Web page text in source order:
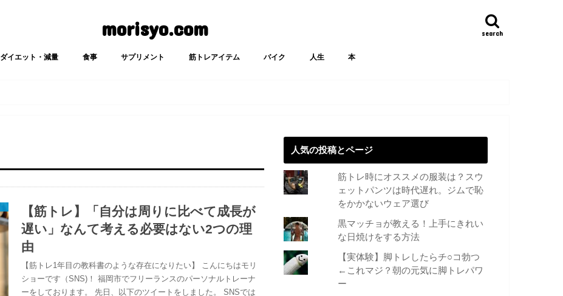
morisyo.com search
ダイエット・減量 食事 サプリメント 筋トレアイテム バイク 人生 本
【筋トレ】「自分は周りに比べて成長が
遅い」なんて考える必要はない2つの理
由
【筋トレ1年目の教科書のような存在になりたい】 こんにちはモリ
ショーです（SNS)！ 福岡市でフリーランスのパーソナルトレーナ
ーをしております。 先日、以下のツイートをしました。 SNSでは
人気の投稿とページ
筋トレ時にオススメの服装は？スウ
ェットパンツは時代遅れ。ジムで恥
をかかないウェア選び
黒マッチョが教える！上手にきれい
な日焼けをする方法
【実体験】脚トレしたらチ○コ勃つ
←これマジ？朝の元気に脚トレパワ
ー